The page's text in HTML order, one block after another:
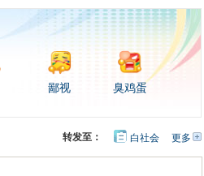
鄙视 臭鸡蛋
更多开
转发至： 白社会